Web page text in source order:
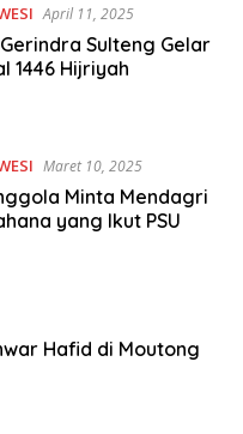
April 11, 2025
Sulteng Gelar
1446 Hijriyah
Maret 10, 2025
Minta Mendagri
yang Ikut PSU
Hafid di Moutong